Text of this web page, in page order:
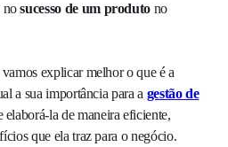
nosucesso de um produto no
explicar melhor o que é a
a sua importância para a gestão de
la de maneira eficiente,
que ela traz para o negócio.